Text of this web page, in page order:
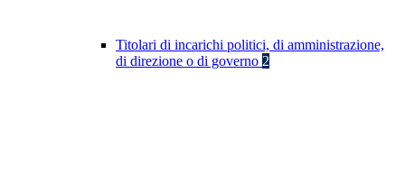
Titolari di incarichi politici, di amministrazione,
di direzione o di governo 2